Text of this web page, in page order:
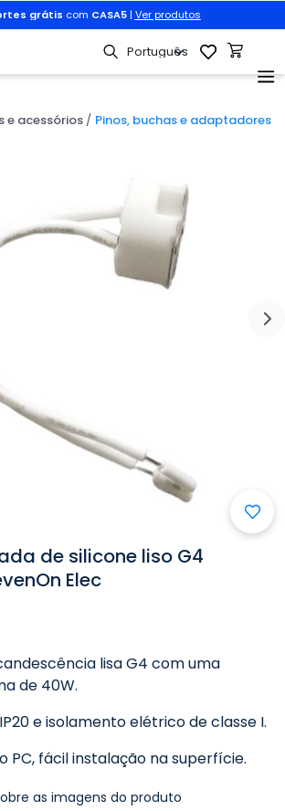
grátis com CASA5| Ver produtos
e acessórios Pinos, buchas e adaptadores
de silicone liso G4
Elec
lisa G4 com uma
de 40W.
e isolamento elétrico de classe I.
PC, fácil instalação na superfície.
as imagens do produto